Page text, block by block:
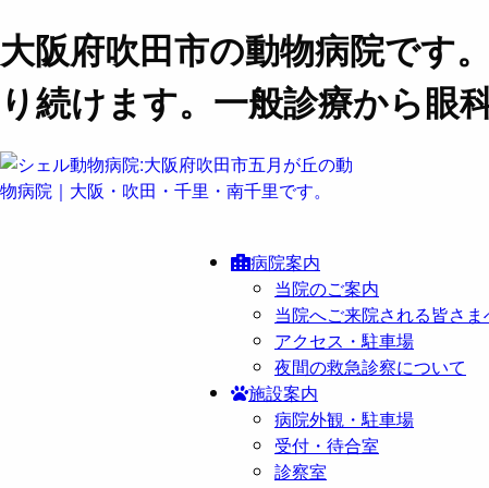
大阪府吹田市の動物病院です
り続けます。一般診療から眼
病院案内
当院のご案内
当院へご来院される皆さま
アクセス・駐車場
夜間の救急診察について
施設案内
病院外観・駐車場
受付・待合室
診察室